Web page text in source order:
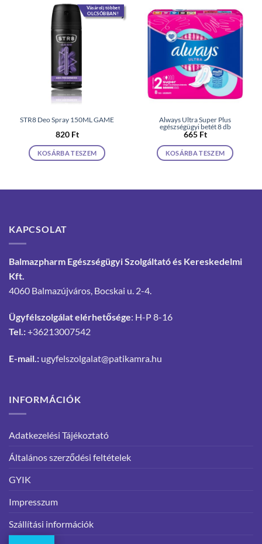
Vásárolj többet
OLCSÓBBAN!
STR8 Deo Spray 150ML GAME
820 Ft
KOSÁRBA TESZEM
Always Ultra Super Plus
egészségügyi betét 8 db
665 Ft
KOSÁRBA TESZEM
KAPCSOLAT
Balmazpharm Egészségügyi Szolgáltató és Kereskedelmi
Kft.
4060 Balmazújváros, Bocskai u. 2-4.
Ügyfélszolgálat elérhetősége: H-P 8-16
Tel.:+36213007542
E-mail.: ugyfelszolgalat@patikamra.hu
INFORMÁCIÓK
Adatkezelési Tájékoztató
Általános szerződési feltételek
GYIK
Impresszum
Szállítási információk